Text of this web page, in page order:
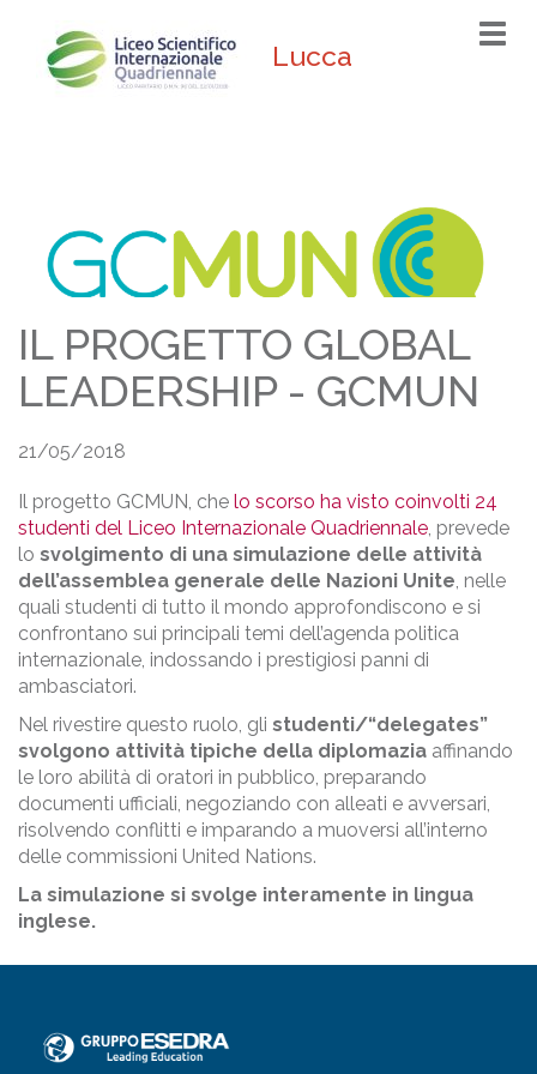
Lucca
IL PROGETTO GLOBAL
LEADERSHIP - GCMUN
21/05/2018
Il progetto GCMUN, che lo scorso ha visto coinvolti 24
studenti del Liceo Internazionale Quadriennale, prevede
lo svolgimento di una simulazione delle attività
dell’assemblea generale delle Nazioni Unite, nelle
quali studenti di tutto il mondo approfondiscono e si
confrontano sui principali temi dell’agenda politica
internazionale, indossando i prestigiosi panni di
ambasciatori.
Nel rivestire questo ruolo, gli studenti/“delegates”
svolgono attività tipiche della diplomazia affinando
le loro abilità di oratori in pubblico, preparando
documenti ufficiali, negoziando con alleati e avversari,
risolvendo conflitti e imparando a muoversi all’interno
delle commissioni United Nations.
La simulazione si svolge interamente in lingua
inglese.